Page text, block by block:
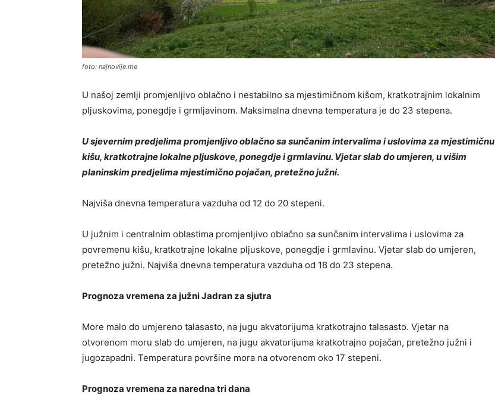
foto: najnovije.me
U našoj zemlji promjenljivo oblačno i nestabilno sa mjestimičnom kišom, kratkotrajnim lokalnim
pljuskovima, ponegdje i grmljavinom. Maksimalna dnevna temperatura je do 23 stepena.
U sjevernim predjelima promjenljivo oblačno sa sunčanim intervalima i uslovima za mjestimičnu
kišu, kratkotrajne lokalne pljuskove, ponegdje i grmlavinu. Vjetar slab do umjeren, u višim
planinskim predjelima mjestimično pojačan, pretežno južni.
Najviša dnevna temperatura vazduha od 12 do 20 stepeni.
U južnim i centralnim oblastima promjenljivo oblačno sa sunčanim intervalima i uslovima za
povremenu kišu, kratkotrajne lokalne pljuskove, ponegdje i grmlavinu. Vjetar slab do umjeren,
pretežno južni. Najviša dnevna temperatura vazduha od 18 do 23 stepena.
Prognoza vremena za južni Jadran za sjutra
More malo do umjereno talasasto, na jugu akvatorijuma kratkotrajno talasasto. Vjetar na
otvorenom moru slab do umjeren, na jugu akvatorijuma kratkotrajno pojačan, pretežno južni i
jugozapadni. Temperatura površine mora na otvorenom oko 17 stepeni.
Prognoza vremena za naredna tri dana